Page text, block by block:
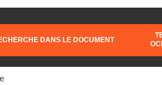
DANS LE DOCUMENT